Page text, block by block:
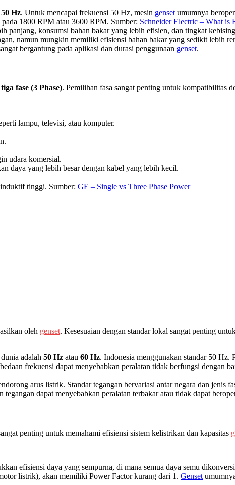
50 Hz. Untuk mencapai frekuensi 50 Hz, mesin genset umumnya
pada 1800 RPM atau 3600 RPM. Sumber: Schneider Electric – What is
panjang, konsumsi bahan bakar yang lebih efisien, dan tingkat
namun mungkin memiliki efisiensi bahan bakar yang sedikit lebih
bergantung pada aplikasi dan durasi penggunaan genset.
tiga fase (3 Phase). Pemilihan fasa sangat penting untuk kompatibilitas
lampu, televisi, atau komputer.
udara komersial.
daya yang lebih besar dengan kabel yang lebih kecil.
tinggi. Sumber: GE – Single vs Three Phase Power
oleh genset. Kesesuaian dengan standar lokal sangat penting
adalah 50 Hz atau 60 Hz. Indonesia menggunakan standar 50 Hz.
frekuensi dapat menyebabkan peralatan tidak berfungsi dengan
arus listrik. Standar tegangan bervariasi antar negara dan jenis
dapat menyebabkan peralatan terbakar atau tidak dapat
penting untuk memahami efisiensi sistem kelistrikan dan kapasitas
efisiensi daya yang sempurna, di mana semua daya semu
listrik), akan memiliki Power Factor kurang dari 1. Genset